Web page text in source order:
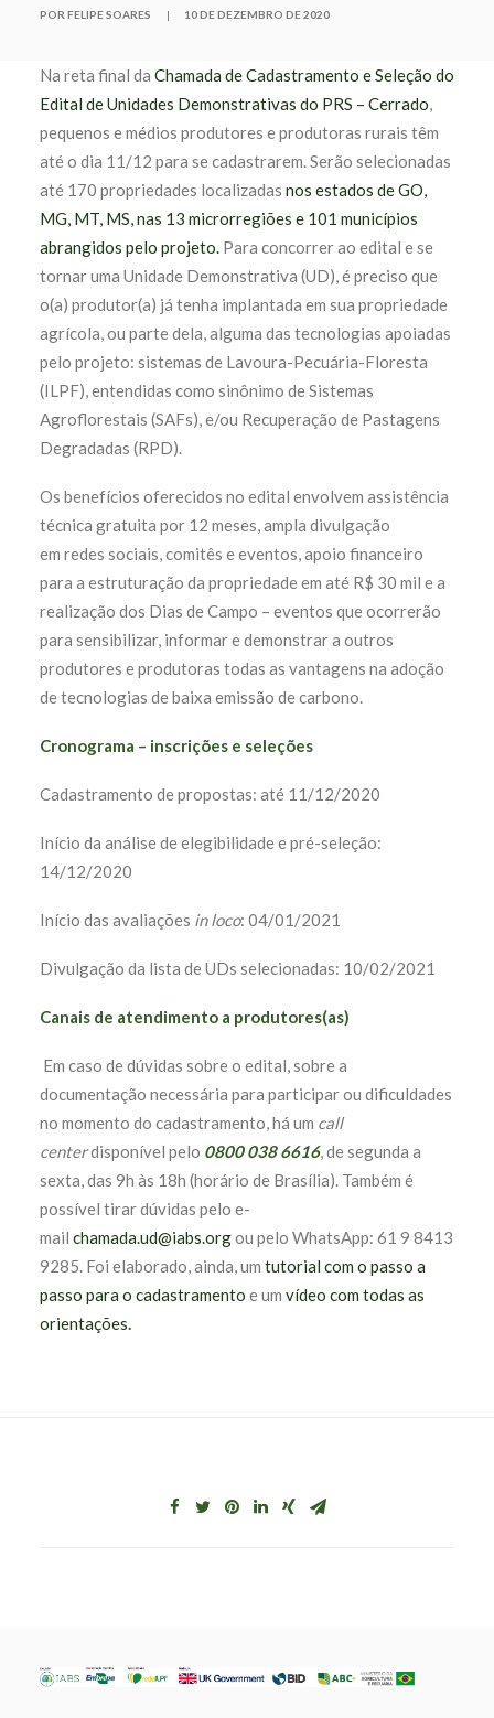
POR FELIPE SOARES | 10 DE DEZEMBRO DE 2020
Na reta final da Chamada de Cadastramento e Seleção do
Edital de Unidades Demonstrativas do PRS – Cerrado,
pequenos e médios produtores e produtoras rurais têm
até o dia 11/12 para se cadastrarem. Serão selecionadas
até 170 propriedades localizadas nos estados de GO,
MG, MT, MS, nas 13 microrregiões e 101 municípios
abrangidos pelo projeto. Para concorrer ao edital e se
tornar uma Unidade Demonstrativa (UD), é preciso que
o(a) produtor(a) já tenha implantada em sua propriedade
agrícola, ou parte dela, alguma das tecnologias apoiadas
pelo projeto: sistemas de Lavoura-Pecuária-Floresta
(ILPF), entendidas como sinônimo de Sistemas
Agroflorestais (SAFs), e/ou Recuperação de Pastagens
Degradadas (RPD).
Os benefícios oferecidos no edital envolvem assistência
técnica gratuita por 12 meses, ampla divulgação
em redes sociais, comitês e eventos, apoio financeiro
para a estruturação da propriedade em até R$ 30 mil e a
realização dos Dias de Campo – eventos que ocorrerão
para sensibilizar, informar e demonstrar a outros
produtores e produtoras todas as vantagens na adoção
de tecnologias de baixa emissão de carbono.
Cronograma – inscrições e seleções
Cadastramento de propostas: até 11/12/2020
Início da análise de elegibilidade e pré-seleção:
14/12/2020
Início das avaliações in loco: 04/01/2021
Divulgação da lista de UDs selecionadas: 10/02/2021
Canais de atendimento a produtores(as)
Em caso de dúvidas sobre o edital, sobre a
documentação necessária para participar ou dificuldades
no momento do cadastramento, há um call
centerdisponível pelo 0800 038 6616, de segunda a
sexta, das 9h às 18h (horário de Brasília). Também é
possível tirar dúvidas pelo e-
mail chamada.ud@iabs.orgou pelo WhatsApp: 61 9 8413
9285. Foi elaborado, ainda, um tutorial com o passo a
passo para o cadastramento e um vídeo com todas as
orientações.